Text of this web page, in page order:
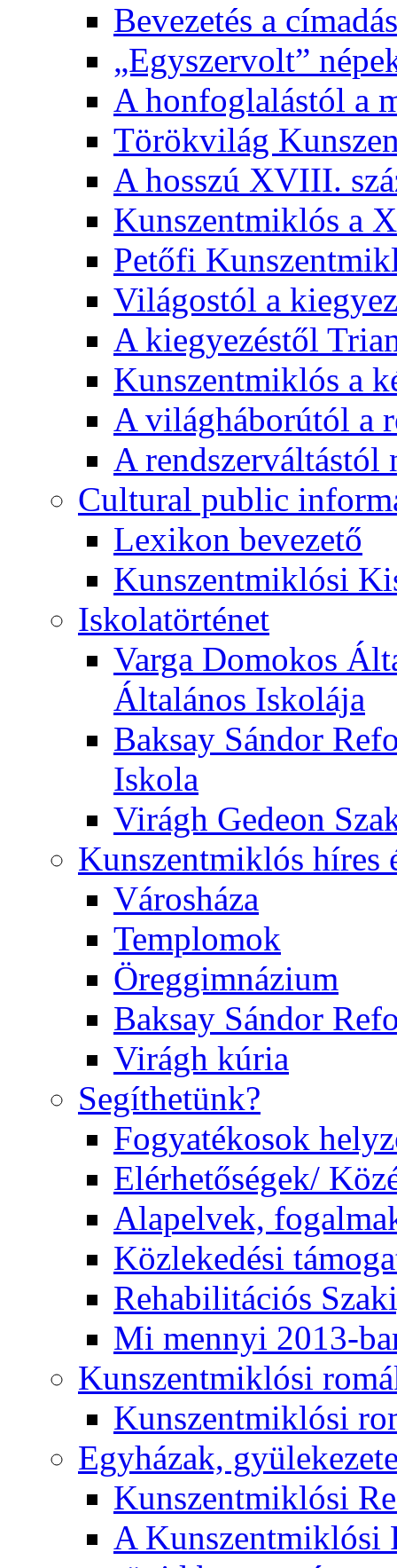
Bevezetés a
„Egyszervolt”
A honfoglalástól a
Törökvilág
A hosszú XVIII.
Kunszentmiklós a
Petőfi
Világostól a
A kiegyezéstől
Kunszentmiklós a
A világháborútól a
A rendszerváltástól
Cultural public
Lexikon bevezető
Kunszentmiklósi
Iskolatörténet
Varga Domokos
Általános Iskolája
Baksay Sándor
Iskola
Virágh Gedeon
Kunszentmiklós híres
Városháza
Templomok
Öreggimnázium
Baksay Sándor
Virágh kúria
Segíthetünk?
Fogyatékosok
Elérhetőségek/
Alapelvek,
Közlekedési
Rehabilitációs
Mi mennyi 2013-
Kunszentmiklósi
Kunszentmiklósi
Egyházak,
Kunszentmiklósi
A Kunszentmiklósi